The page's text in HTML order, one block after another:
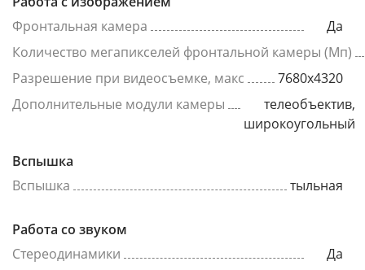
Фронтальная камера
Да
Количество мегапикселей фронтальной камеры (Мп)
Разрешение при видеосъемке, макс
7680x4320
Дополнительные модули камеры
телеобъектив,
широкоугольный
Вспышка
Вспышка
тыльная
Работа со звуком
Стереодинамики
Да